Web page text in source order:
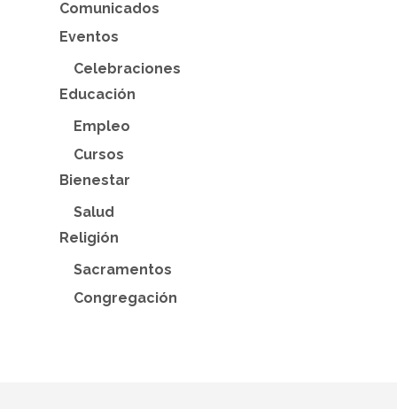
Comunicados
Eventos
Celebraciones
Educación
Empleo
Cursos
Bienestar
Salud
Religión
Sacramentos
Congregación